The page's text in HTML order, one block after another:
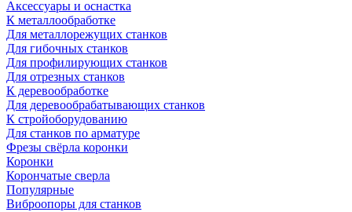
Аксeccyapы и оснастка
К металлообработке
Для металлорежущих станков
Для гибочных станков
Для профилирующих станков
Для отрезных станков
К деревообработке
Для деревообрабатывающих станков
К стройоборудованию
Для станков по арматуре
Фрезы свёрла коронки
Коронки
Корончатые сверла
Популярные
Виброопоры для станков